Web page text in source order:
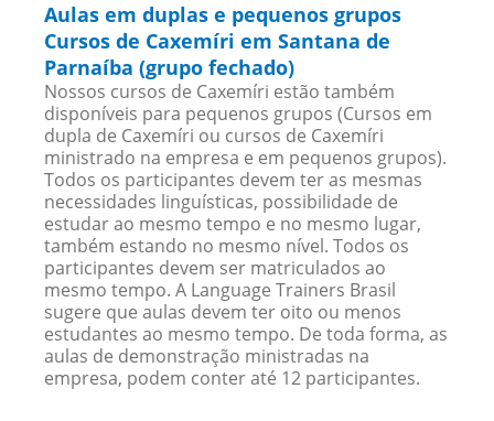
Aulas em duplas e pequenos grupos
Cursos de Caxemíri em Santana de
Parnaíba (grupo fechado)
Nossos cursos de Caxemíri estão também
disponíveis para pequenos grupos (Cursos em
dupla de Caxemíri ou cursos de Caxemíri
ministrado na empresa e em pequenos grupos).
Todos os participantes devem ter as mesmas
necessidades linguísticas, possibilidade de
estudar ao mesmo tempo e no mesmo lugar,
também estando no mesmo nível. Todos os
participantes devem ser matriculados ao
mesmo tempo. A Language Trainers Brasil
sugere que aulas devem ter oito ou menos
estudantes ao mesmo tempo. De toda forma, as
aulas de demonstração ministradas na
empresa, podem conter até 12 participantes.